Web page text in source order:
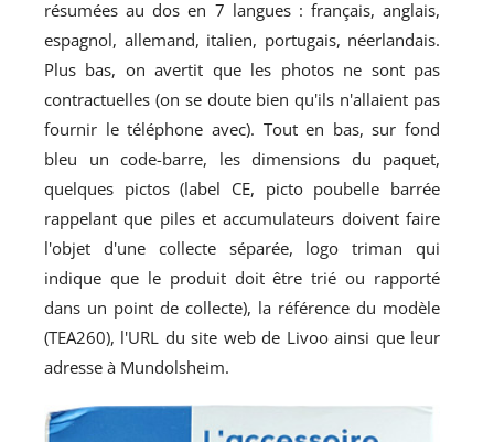
résumées au dos en 7 langues : français, anglais,
espagnol, allemand, italien, portugais, néerlandais.
Plus bas, on avertit que les photos ne sont pas
contractuelles (on se doute bien qu'ils n'allaient pas
fournir le téléphone avec). Tout en bas, sur fond
bleu un code-barre, les dimensions du paquet,
quelques pictos (label CE, picto poubelle barrée
rappelant que piles et accumulateurs doivent faire
l'objet d'une collecte séparée, logo triman qui
indique que le produit doit être trié ou rapporté
dans un point de collecte), la référence du modèle
(TEA260), l'URL du site web de Livoo ainsi que leur
adresse à Mundolsheim.